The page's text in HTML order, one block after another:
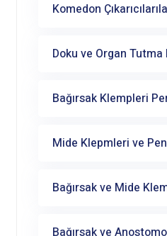
Komedon
Doku ve Organ Tutma
Bağırsak Klempleri
Mide Klepmleri ve
Bağırsak ve Mide
Bağırsak ve